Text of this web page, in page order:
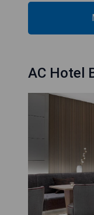
AC Hotel